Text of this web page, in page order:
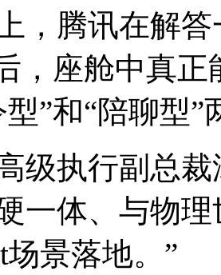
，腾讯在解
，座舱中真
”和“陪聊型”
级执行副总
一体、与物
景落地。”